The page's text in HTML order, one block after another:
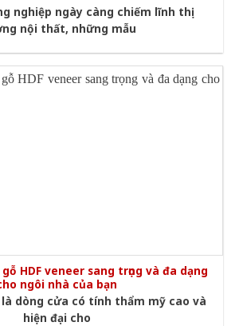
nghiệp ngày càng chiếm lĩnh thị
nội thất, những mẫu
HDF veneer sang trọng và đa dạng
ngôi nhà của bạn
là dòng cửa có tính thẩm mỹ cao và
hiện đại cho